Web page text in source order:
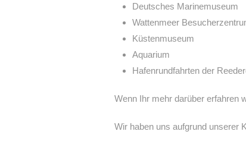
Deutsches Marinemuseum
Wattenmeer
Küstenmuseum
Aquarium
Hafenrundfahrten der
Wenn Ihr mehr darüber erfahren
Wir haben uns aufgrund unserer